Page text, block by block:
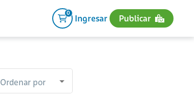
0
Ingresar Publicar
Ordenar por